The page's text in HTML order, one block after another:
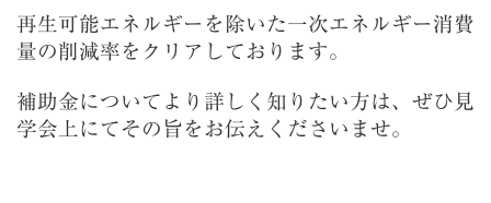
再生可能エネルギーを除いた一次エネルギー消費
量の削減率をクリアしております。
補助金についてより詳しく知りたい方は、ぜひ見
学会上にてその旨をお伝えくださいませ。